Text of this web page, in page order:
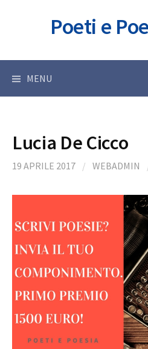
Poeti e
MENU
Lucia De Cicco
19 APRILE 2017 / WEBADMIN